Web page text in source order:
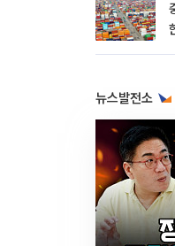
뉴스발전소